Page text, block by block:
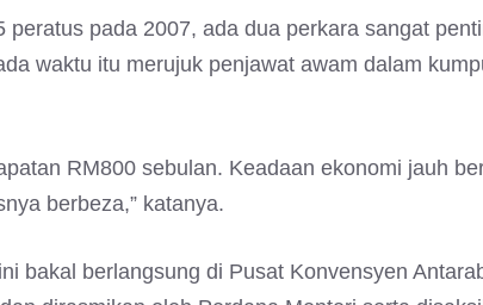
peratus pada 2007, ada dua perkara sangat
waktu itu merujuk penjawat awam dalam
RM800 sebulan. Keadaan ekonomi jauh
berbeza,” katanya.
bakal berlangsung di Pusat Konvensyen